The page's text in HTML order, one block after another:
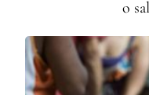
o